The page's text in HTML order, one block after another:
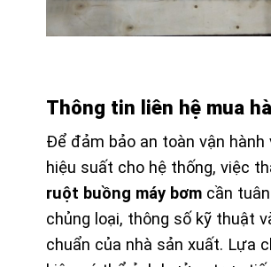
Thông tin liên hệ mua
Để đảm bảo an toàn vận hành
hiệu suất cho hệ thống, việc
ruột buồng máy bơmcần
chủng loại, thông số kỹ thuật
chuẩn của nhà sản xuất. Lựa